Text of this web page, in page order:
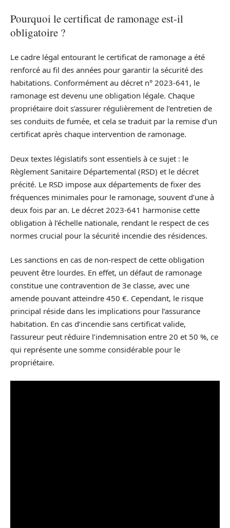
Pourquoi le certificat de ramonage est-il
obligatoire ?
Le cadre légal entourant le certificat de ramonage a été
renforcé au fil des années pour garantir la sécurité des
habitations. Conformément au décret n° 2023-641, le
ramonage est devenu une obligation légale. Chaque
propriétaire doit s’assurer régulièrement de l’entretien de
ses conduits de fumée, et cela se traduit par la remise d’un
certificat après chaque intervention de ramonage.
Deux textes législatifs sont essentiels à ce sujet : le
Règlement Sanitaire Départemental (RSD) et le décret
précité. Le RSD impose aux départements de fixer des
fréquences minimales pour le ramonage, souvent d’une à
deux fois par an. Le décret 2023-641 harmonise cette
obligation à l’échelle nationale, rendant le respect de ces
normes crucial pour la sécurité incendie des résidences.
Les sanctions en cas de non-respect de cette obligation
peuvent être lourdes. En effet, un défaut de ramonage
constitue une contravention de 3e classe, avec une
amende pouvant atteindre 450 €. Cependant, le risque
principal réside dans les implications pour l’assurance
habitation. En cas d’incendie sans certificat valide,
l’assureur peut réduire l’indemnisation entre 20 et 50 %, ce
qui représente une somme considérable pour le
propriétaire.